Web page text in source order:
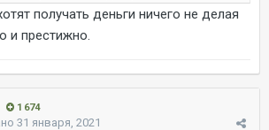
получать деньги ничего не делая
и престижно.
1 674
31 января, 2021